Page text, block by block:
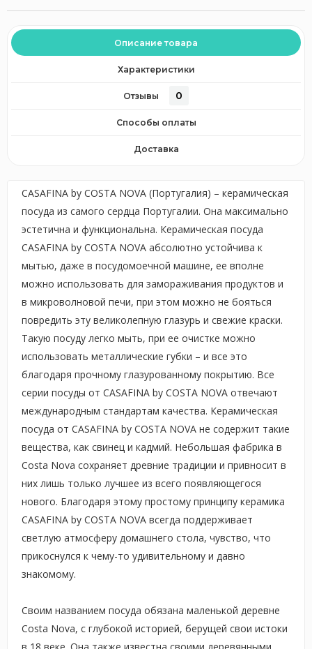
Описание товара
Характеристики
Отзывы 0
Способы оплаты
Доставка
CASAFINA by COSTA NOVA (Португалия) – керамическая
посуда из самого сердца Португалии. Она максимально
эстетична и функциональна. Керамическая посуда
CASAFINA by COSTA NOVA абсолютно устойчива к
мытью, даже в посудомоечной машине, ее вполне
можно использовать для замораживания продуктов и
в микроволновой печи, при этом можно не бояться
повредить эту великолепную глазурь и свежие краски.
Такую посуду легко мыть, при ее очистке можно
использовать металлические губки – и все это
благодаря прочному глазурованному покрытию. Все
серии посуды от CASAFINA by COSTA NOVA отвечают
международным стандартам качества. Керамическая
посуда от CASAFINA by COSTA NOVA не содержит такие
вещества, как свинец и кадмий. Небольшая фабрика в
Costa Nova сохраняет древние традиции и привносит в
них лишь только лучшее из всего появляющегося
нового. Благодаря этому простому принципу керамика
CASAFINA by COSTA NOVA всегда поддерживает
светлую атмосферу домашнего стола, чувство, что
прикоснулся к чему-то удивительному и давно
знакомому.
Своим названием посуда обязана маленькой деревне
Costa Nova, с глубокой историей, берущей свои истоки